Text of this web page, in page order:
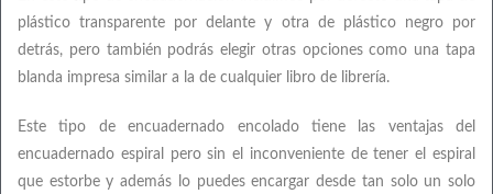
plástico transparente por delante y otra de plástico negro por
detrás, pero también podrás elegir otras opciones como una tapa
blanda impresa similar a la de cualquier libro de librería.
Este tipo de encuadernado encolado tiene las ventajas del
encuadernado espiral pero sin el inconveniente de tener el espiral
que estorbe y además lo puedes encargar desde tan solo un solo